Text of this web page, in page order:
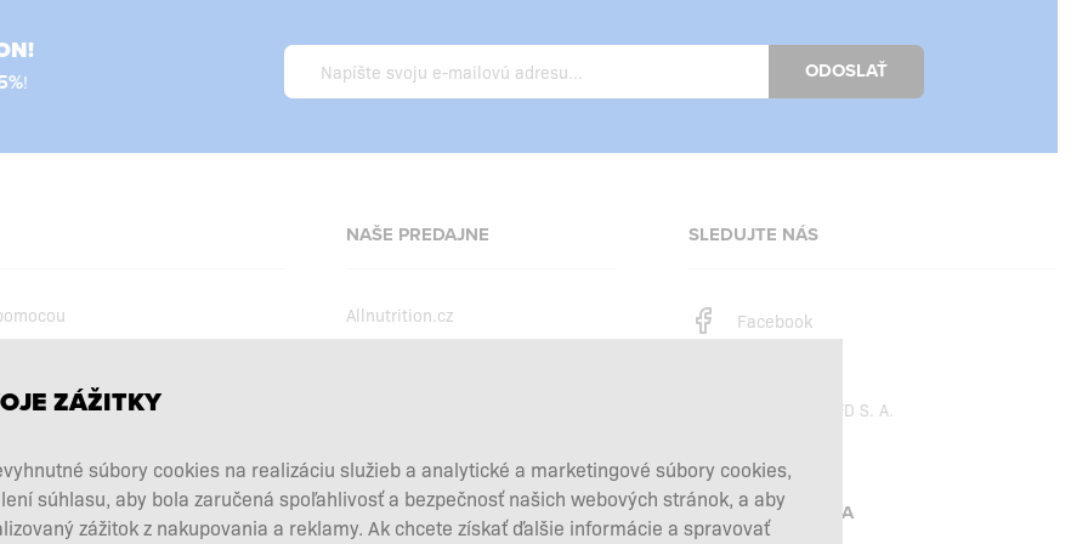
! ODOSLAŤ
doplnkov
a vrátenie tovaru
NAŠE PREDAJNE
Allnutrition.cz
Allnutrition.co.uk
Allnutrition.de
SLEDUJTE NÁS
Facebook
SFD S. A.
PLATBY SPRACÚVA
ZÁŽITKY
súbory cookies na realizáciu služieb a analytické a marketingové súbory cookies,
súhlasu, aby bola zaručená spoľahlivosť a bezpečnosť našich webových stránok, a aby
zážitok z nakupovania a reklamy. Ak chcete získať ďalšie informácie a spravovať